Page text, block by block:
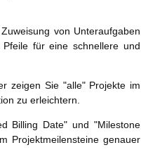
von Unteraufgaben
für eine schnellere und
zeigen Sie "alle" Projekte im
zu erleichtern.
Billing Date" und "Milestone
Projektmeilensteine genauer